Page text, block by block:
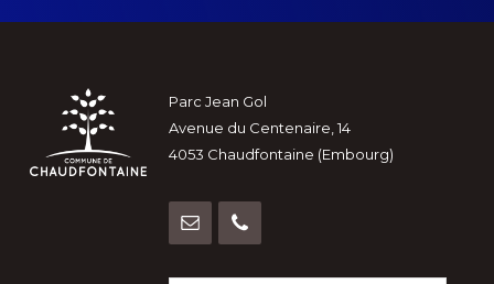
Footer
Parc Jean Gol
Avenue du Centenaire, 14
4053 Chaudfontaine (Embourg)